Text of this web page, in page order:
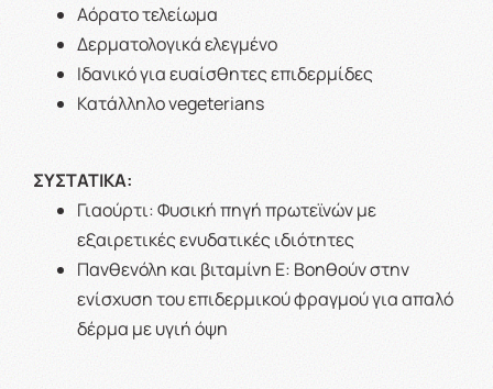
Αόρατο τελείωμα
Δερματολογικά ελεγμένο
Ιδανικό για ευαίσθητες επιδερμίδες
Κατάλληλο vegeterians
ΣΥΣΤΑΤΙΚΑ:
Γιαούρτι: Φυσική πηγή πρωτεϊνών με
εξαιρετικές ενυδατικές ιδιότητες
Πανθενόλη και βιταμίνη Ε: Βοηθούν στην
ενίσχυση του επιδερμικού φραγμού για απαλό
δέρμα με υγιή όψη